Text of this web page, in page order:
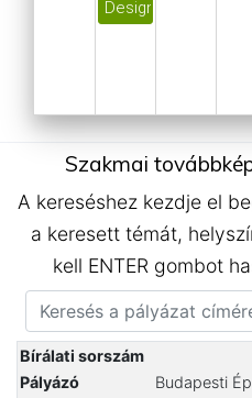
Design és
Szakmai
A kereséshez kezdje el
a keresett témát,
kell ENTER gombot
Bírálati sorszám
Pályázó
Budapesti